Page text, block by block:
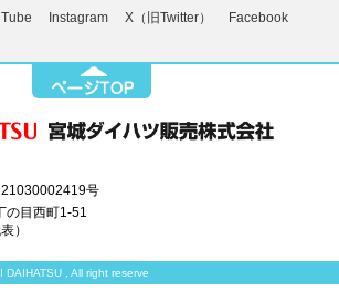
Instagram X（旧Twitter） Facebook
号
の目西町1-51
）
, All right reserve